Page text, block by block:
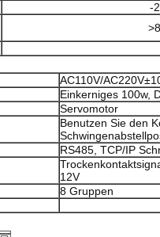
-
>
AC110V/
Einkerniges 100w,
Servomotor
Benutzen Sie den
RS485, TCP/IP
12V
8 Gruppen